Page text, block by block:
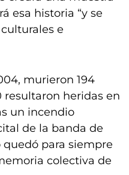
esa historia “y se
e
murieron 194
resultaron heridas en
un incendio
de la banda de
quedó para siempre
colectiva de